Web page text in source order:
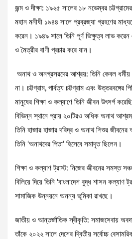
জন্ম ও দীক্ষা: ১৯২৫ সালের ১৮ নভেম্বর
মহান মনীষী ১৯৪৪ সালে প্রব্রজ্যা গ্রহণের
করেন। ১৯৪৯ সালে তিনি পূর্ণ ভিক্ষুত্ব লাভ
ও মৈত্রীর বাণী প্রচার করে যান।
অনাথ ও অনগ্রসরদের আশ্রয়: তিনি কেবল ধর্মীয়
না। চট্টগ্রাম, পার্বত্য চট্টগ্রাম এবং উত্তরবঙ্গের
মানুষের শিক্ষা ও কল্যাণে তিনি জীবন উৎসর্গ
বিভিন্ন স্থানে প্রায় ২০টিরও অধিক অনাথ আশ্রম
তিনি হাজার হাজার দরিদ্র ও অনাথ শিশুর
তিনি ‘অনাথদের পিতা’ হিসেবে সমাদৃত ছিলেন।
শিক্ষা ও কল্যাণ ট্রাস্ট: নিজের জীবনের সমস্ত
বিলিয়ে দিয়ে তিনি ‘বাংলাদেশ বুদ্ধ শাসন কল্যাণ
সামাজিক উন্নয়নে অনন্য ভূমিকা রাখছে।
জাতীয় ও আন্তর্জাতিক স্বীকৃতি: সমাজসেবায়
তাঁকে ২০২২ সালে দেশের দ্বিতীয় সর্বোচ্চ